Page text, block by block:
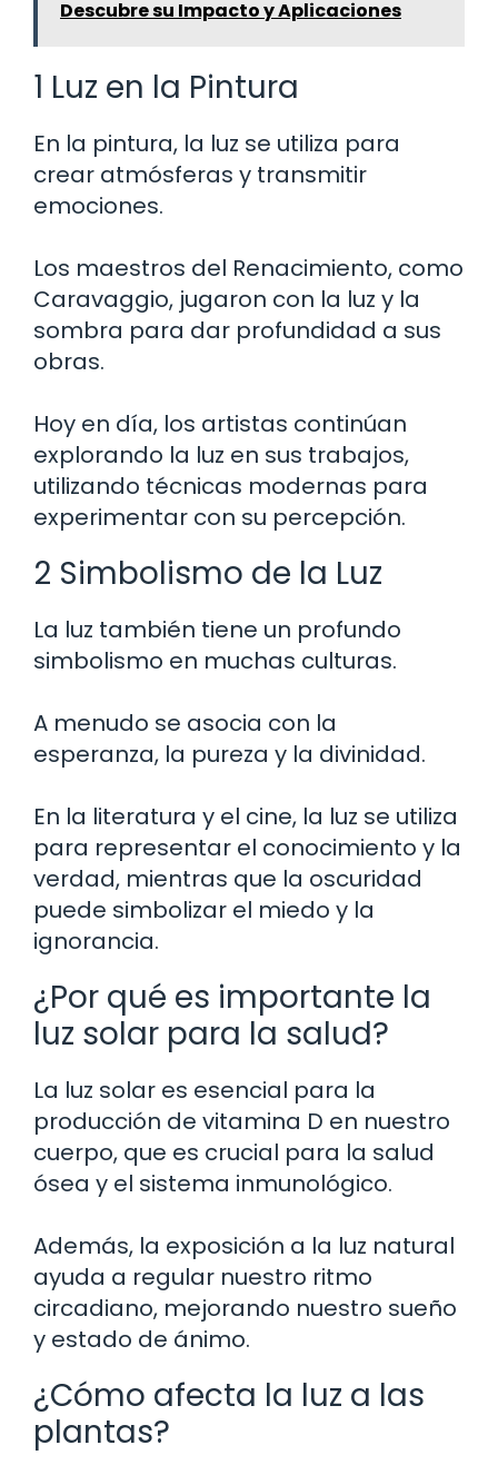
Descubre su Impacto y Aplicaciones
1 Luz en la Pintura
En la pintura, la luz se utiliza para
crear atmósferas y transmitir
emociones.
Los maestros del Renacimiento, como
Caravaggio, jugaron con la luz y la
sombra para dar profundidad a sus
obras.
Hoy en día, los artistas continúan
explorando la luz en sus trabajos,
utilizando técnicas modernas para
experimentar con su percepción.
2 Simbolismo de la Luz
La luz también tiene un profundo
simbolismo en muchas culturas.
A menudo se asocia con la
esperanza, la pureza y la divinidad.
En la literatura y el cine, la luz se utiliza
para representar el conocimiento y la
verdad, mientras que la oscuridad
puede simbolizar el miedo y la
ignorancia.
¿Por qué es importante la
luz solar para la salud?
La luz solar es esencial para la
producción de vitamina D en nuestro
cuerpo, que es crucial para la salud
ósea y el sistema inmunológico.
Además, la exposición a la luz natural
ayuda a regular nuestro ritmo
circadiano, mejorando nuestro sueño
y estado de ánimo.
¿Cómo afecta la luz a las
plantas?